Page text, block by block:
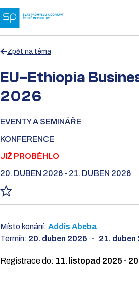
Zpět na téma
EU–Ethiopia
2026
EVENTY A SEMINÁŘE
KONFERENCE
JIŽ PROBĚHLO
20. DUBEN 2026 - 21. DUBEN 2026
Místo konání: Addis Abeba
Termín: 20. duben 2026 - 21. duben
Registrace do: 11. listopad 2025 -